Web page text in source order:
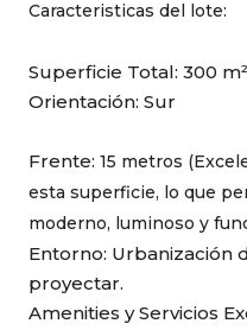
Caracteristicas del lote:
Superficie Total: 300 m²
Orientación: Sur
Frente: 15 metros
esta superficie, lo que
moderno, luminoso y
Entorno: Urbanización
proyectar.
Amenities y Servicios